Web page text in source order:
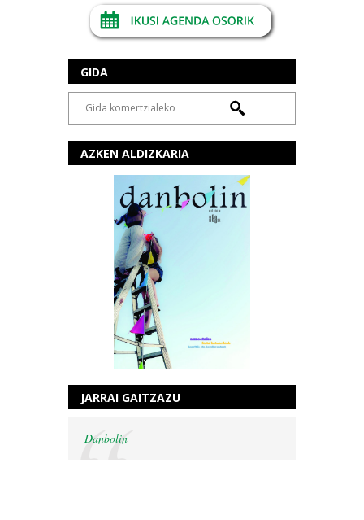
GIDA
AZKEN ALDIZKARIA
JARRAI GAITZAZU
Danbolin